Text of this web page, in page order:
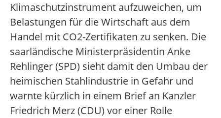
Klimaschutzinstrument aufzuweichen, um
Belastungen für die Wirtschaft aus dem
Handel mit CO2-Zertifikaten zu senken. Die
saarländische Ministerpräsidentin Anke
Rehlinger (SPD) sieht damit den Umbau der
heimischen Stahlindustrie in Gefahr und
warnte kürzlich in einem Brief an Kanzler
Friedrich Merz (CDU) vor einer Rolle